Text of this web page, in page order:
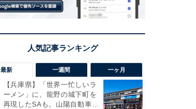
最新 一週間 一ヶ月
【兵庫県】「世界一忙しいラ
ーメン」に、龍野の城下町を
再現したSAも。山陽自動車